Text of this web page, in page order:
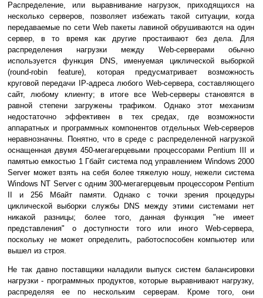
Распределение, или выравнивание нагрузок, приходящихся на
несколько серверов, позволяет избежать такой ситуации, когда
передаваемые по сети Web пакеты лавиной обрушиваются на один
сервер, в то время как другие простаивают без дела. Для
распределения нагрузки между Web-серверами обычно
используется функция DNS, именуемая циклической выборкой
(round-robin feature), которая предусматривает возможность
круговой передачи IP-адреса любого Web-сервера, составляющего
сайт, любому клиенту; в итоге все Web-серверы становятся в
равной степени загружены трафиком. Однако этот механизм
недостаточно эффективен в тех средах, где возможности
аппаратных и программных компонентов отдельных Web-серверов
неравнозначны. Понятно, что в среде с распределенной нагрузкой
оснащенная двумя 450-мегагерцевыми процессорами Pentium III и
памятью емкостью 1 Гбайт система под управлением Windows 2000
Server может взять на себя более тяжелую ношу, нежели система
Windows NT Server с одним 300-мегагерцевым процессором Pentium
II и 256 Мбайт памяти. Однако с точки зрения процедуры
циклической выборки службы DNS между этими системами нет
никакой разницы; более того, данная функция "не имеет
представления" о доступности того или иного Web-сервера,
поскольку не может определить, работоспособен компьютер или
вышел из строя.
Не так давно поставщики наладили выпуск систем балансировки
нагрузки - программных продуктов, которые выравнивают нагрузку,
распределяя ее по нескольким серверам. Кроме того, они